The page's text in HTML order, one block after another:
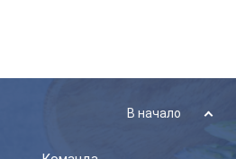
В начало